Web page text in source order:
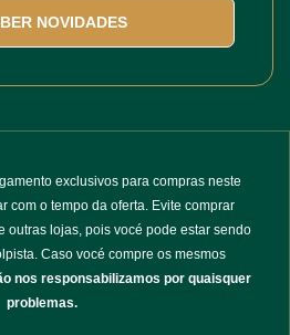
NOVIDADES
exclusivos para compras neste
com o tempo da oferta. Evite comprar
outras lojas, pois vocé pode estar sendo
Caso vocé compre os mesmos
nos responsabilizamos por quaisquer
problemas.